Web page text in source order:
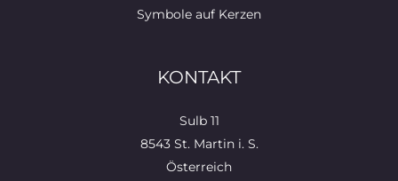
Symbole auf Kerzen
KONTAKT
Sulb 11
8543 St. Martin i. S.
Österreich